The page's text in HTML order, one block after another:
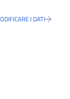
I DATI